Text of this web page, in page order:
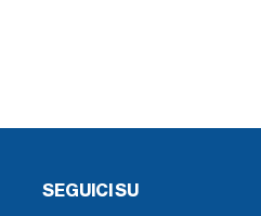
SEGUICI SU